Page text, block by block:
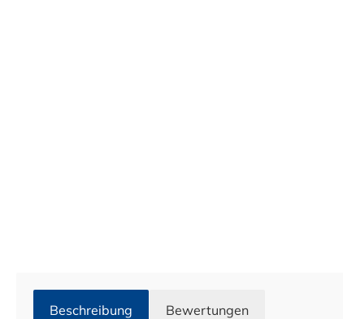
Beschreibung Bewertungen